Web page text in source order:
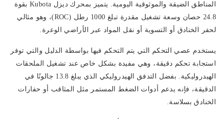
المناطق الضيقة والموثوقية اليومية. يتميز بمحرك ديزل Kubota بقوة
24.8 حصان وسعة تشغيل مقدرة تبلغ 1000 رطل (ROC)، وهو مثالي
لحفر الخنادق أو التسوية أو نقل المواد عبر الأراضي الوعرة.
يستخدم عصي التحكم التي يتم التحكم فيها بواسطة الدليل والتي توفر
استجابة تحكم دقيقة، وهي مفيدة بشكل خاص عند تشغيل الملحقات
الهيدروليكية. بفضل التدفق الهيدروليكي الذي يبلغ 13.8 جالونًا في
الدقيقة، فإنه يدعم أدوات الضغط المستمر مثل المثاقب أو حفارات
الخنادق بسلاسة.